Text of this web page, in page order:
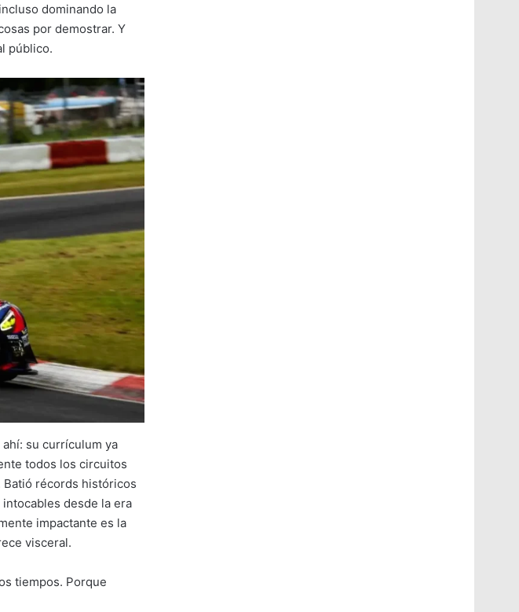
dominando la
por demostrar. Y
público.
su currículum ya
todos los circuitos
Batió récords históricos
desde la era
impactante es la
visceral.
tiempos. Porque